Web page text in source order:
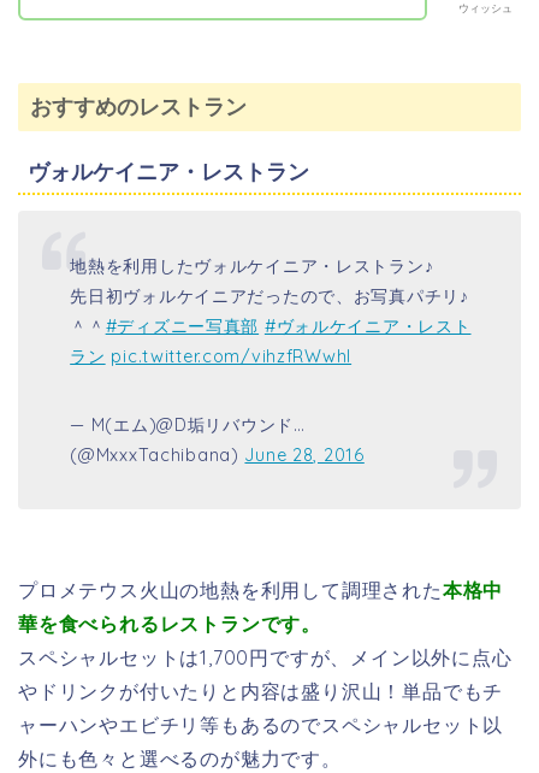
ウィッシュ
おすすめのレストラン
ヴォルケイニア・レストラン
地熱を利用したヴォルケイニア・レストラン♪
先日初ヴォルケイニアだったので、お写真パチリ♪
＾＾ #ディズニー写真部 #ヴォルケイニア・レスト
ラン pic.twitter.com/vihzfRWwhI
— M(エム)@D垢リバウンド…
(@MxxxTachibana) June 28, 2016
プロメテウス火山の地熱を利用して調理された本格中
華を食べられるレストランです。
スペシャルセットは1,700円ですが、メイン以外に点心
やドリンクが付いたりと内容は盛り沢山！単品でもチ
ャーハンやエビチリ等もあるのでスペシャルセット以
外にも色々と選べるのが魅力です。